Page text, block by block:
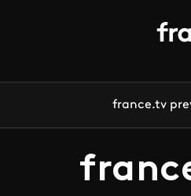
france.tv